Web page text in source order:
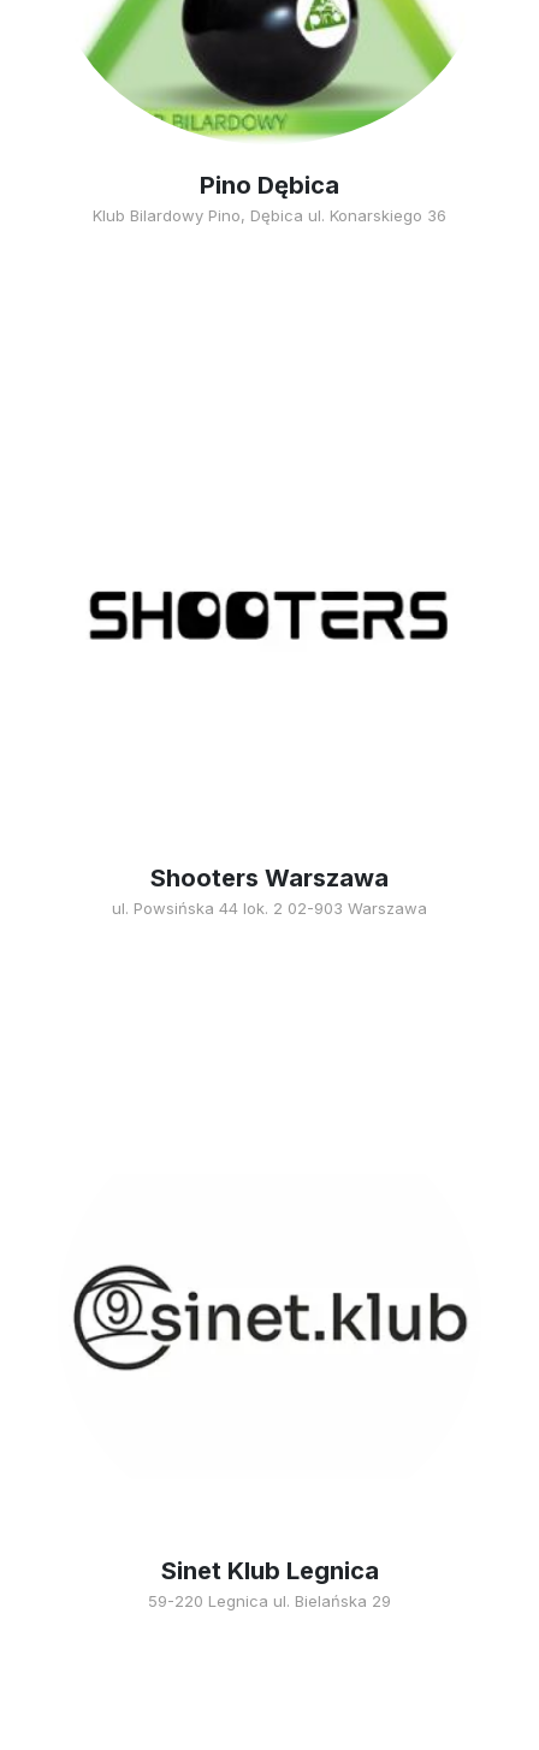
Pino Dębica
Klub Bilardowy Pino, Dębica ul. Konarskiego 36
Shooters Warszawa
ul. Powsińska 44 lok. 2 02-903 Warszawa
Sinet Klub Legnica
59-220 Legnica ul. Bielańska 29